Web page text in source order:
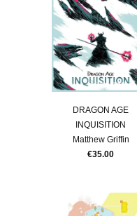
DRAGON AGE
INQUISITION
Matthew Griffin
€35.00